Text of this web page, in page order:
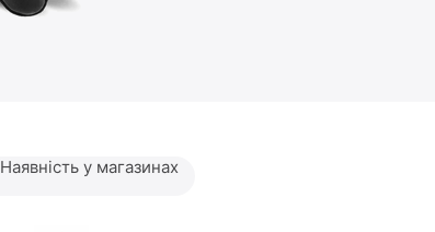
Наявність у магазинах